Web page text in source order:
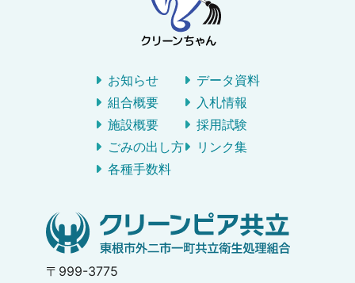
お知らせ
組合概要
施設概要
ごみの出し方
各種手数料
データ資料
入札情報
採用試験
リンク集
〒999-3775